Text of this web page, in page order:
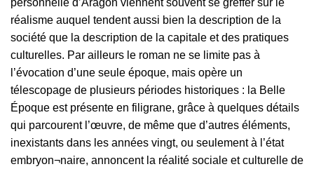
réalisme auquel tendent aussi bien la description de la
société que la description de la capitale et des pratiques
culturelles. Par ailleurs le roman ne se limite pas à
l’évocation d’une seule époque, mais opère un
télescopage de plusieurs périodes historiques : la Belle
Époque est présente en filigrane, grâce à quelques détails
qui parcourent l’œuvre, de même que d’autres éléments,
inexistants dans les années vingt, ou seulement à l’état
embryon¬naire, annoncent la réalité sociale et culturelle de